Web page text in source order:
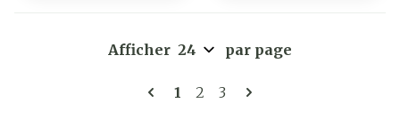
Pages
Vous lisez actuellement la
1 Page
2 Page
3
Afficher par page